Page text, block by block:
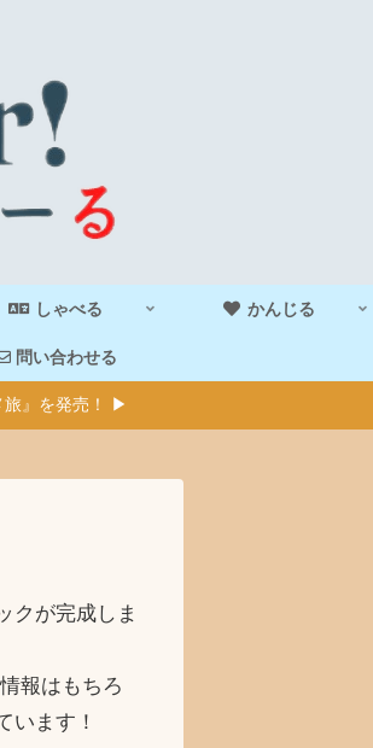
しゃべる かんじる
問い合わせる
旅』を発売！ ▶
クが完成しま
報はもちろ
います！